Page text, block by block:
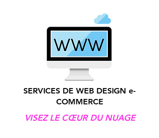
SERVICES DE WEB DESIGN e-
COMMERCE
VISEZ LE CŒUR DU NUAGE